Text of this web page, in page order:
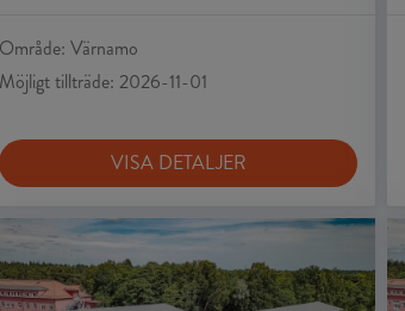
Område: Värnamo
Möjligt tillträde: 2026-11-01
VISA DETALJER